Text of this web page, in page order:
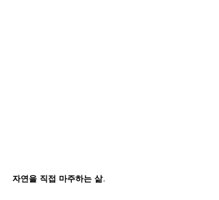
자연을 직접 마주하는 삶.